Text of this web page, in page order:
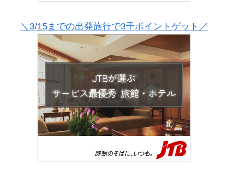
＼3/15までの出発旅行で3千ポイントゲット／